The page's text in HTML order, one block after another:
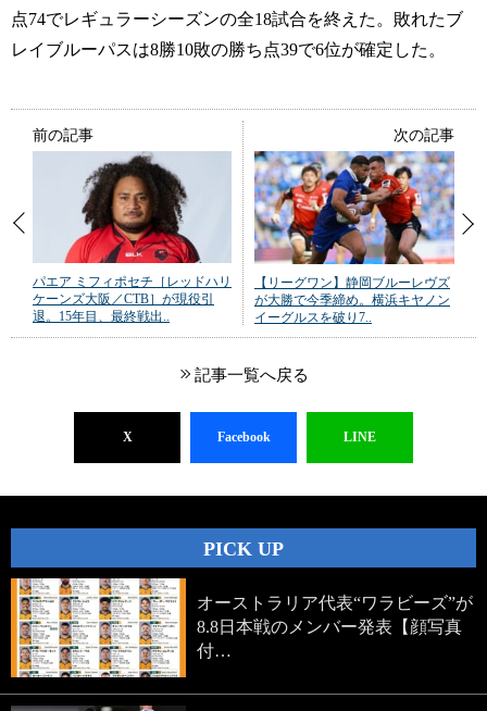
点74でレギュラーシーズンの全18試合を終えた。敗れたブ
レイブルーパスは8勝10敗の勝ち点39で6位が確定した。
前の記事
パエア ミフィポセチ［レッドハリ
ケーンズ大阪／CTB］が現役引
退。15年目、最終戦出..
次の記事
【リーグワン】静岡ブルーレヴズ
が大勝で今季締め。横浜キヤノン
イーグルスを破り7..
記事一覧へ戻る
X Facebook LINE
PICK UP
オーストラリア代表“ワラビーズ”が
8.8日本戦のメンバー発表【顔写真
付…